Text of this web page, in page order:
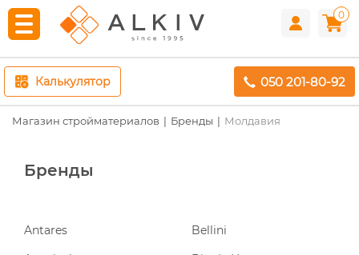
0
Калькулятор 050 201-80-92
Магазин стройматериалов Бренды Молдавия
Бренды
Antares
Bellini